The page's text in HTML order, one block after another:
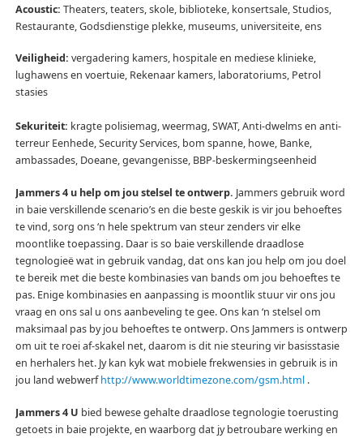
Acoustic: Theaters, teaters, skole, biblioteke, konsertsale, Studios,
Restaurante, Godsdienstige plekke, museums, universiteite, ens
Veiligheid: vergadering kamers, hospitale en mediese klinieke,
lughawens en voertuie, Rekenaar kamers, laboratoriums, Petrol
stasies
Sekuriteit: kragte polisiemag, weermag, SWAT, Anti-dwelms en anti-
terreur Eenhede, Security Services, bom spanne, howe, Banke,
ambassades, Doeane, gevangenisse, BBP-beskermingseenheid
Jammers 4 u help om jou stelsel te ontwerp. Jammers gebruik word
in baie verskillende scenario’s en die beste geskik is vir jou behoeftes
te vind, sorg ons ‘n hele spektrum van steur zenders vir elke
moontlike toepassing. Daar is so baie verskillende draadlose
tegnologieë wat in gebruik vandag, dat ons kan jou help om jou doel
te bereik met die beste kombinasies van bands om jou behoeftes te
pas. Enige kombinasies en aanpassing is moontlik stuur vir ons jou
vraag en ons sal u ons aanbeveling te gee.Ons kan ‘n stelsel om
maksimaal pas by jou behoeftes te ontwerp.Ons Jammers is ontwerp
om uit te roei af-skakel net, daarom is dit nie steuring vir basisstasie
en herhalers het. Jy kan kyk wat mobiele frekwensies in gebruik is in
jou land webwerfhttp://www.worldtimezone.com/gsm.html.
Jammers 4 U bied bewese gehalte draadlose tegnologie toerusting
getoets in baie projekte, en waarborg dat jy betroubare werking en